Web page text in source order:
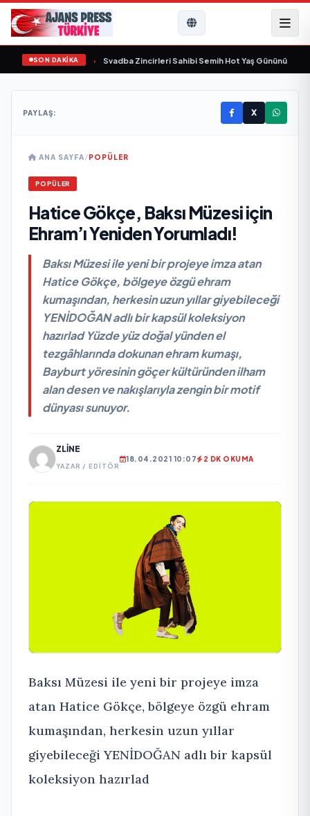
SON DAKİKA
yaşamını yitirdi Svadba Zincirleri Sahibi Semih Hot Yaş Gününü Sanat
PAYLAŞ: X
ANA SAYFA/POPÜLER
POPÜLER
Hatice Gökçe, Baksı Müzesi için
Ehram’ı Yeniden Yorumladı!
Baksı Müzesi ile yeni bir projeye imza atan
Hatice Gökçe, bölgeye özgü ehram
kumaşından, herkesin uzun yıllar giyebileceği
YENİDOĞAN adlı bir kapsül koleksiyon
hazırlad Yüzde yüz doğal yünden el
tezgâhlarında dokunan ehram kumaşı,
Bayburt yöresinin göçer kültüründen ilham
alan desen ve nakışlarıyla zengin bir motif
dünyası sunuyor.
ZLINE
YAZAR / EDITÖR
18.04.2021 10:07 2 DK OKUMA
Baksı Müzesi ile yeni bir projeye imza
atan Hatice Gökçe, bölgeye özgü ehram
kumaşından, herkesin uzun yıllar
giyebileceği YENİDOĞAN adlı bir kapsül
koleksiyon hazırlad